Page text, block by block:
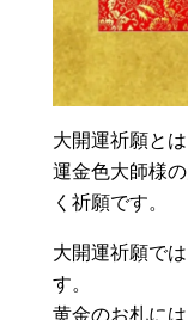
大開運祈願と
運金色大師様
く祈願です。
大開運祈願で
す。
黄金のお札に